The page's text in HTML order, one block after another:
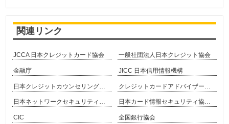
関連リンク
JCCA 日本クレジットカード協会 一般社団法人日本クレジット協会
金融庁 JICC 日本信用情報機構
日本ネットワークセキュリティ協会 日本カード情報セキュリティ協議会
CIC 全国銀行協会